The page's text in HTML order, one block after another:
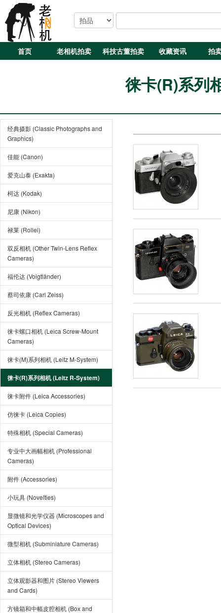
首页 老相机拍卖 科技古董拍卖 收藏资讯 拍
徕卡(R)系列
经典摄影 (Classic Photographs and
Graphics)
佳能 (Canon)
爱克山泰 (Exakta)
柯达 (Kodak)
尼康 (Nikon)
禄莱 (Rollei)
双反相机 (Other Twin-Lens Reflex
Cameras)
福伦达 (Voigtländer)
蔡司依康 (Carl Zeiss)
反光相机 (Reflex Cameras)
徕卡螺口相机 (Leica Screw-Mount
Cameras)
徕卡(M)系列相机 (Leitz M-System)
徕卡(R)系列相机 (Leitz R-System)
徕卡附件 (Leica Accessories)
仿徕卡 (Leica Copies)
特殊相机 (Special Cameras)
专业中大画幅相机 (Professional
Cameras)
附件 (Accessories)
小玩具 (Novelties)
显微镜和光学仪器 (Microscopes and
Optical Devices)
微型相机 (Subminiature Cameras)
立体相机 (Stereo Cameras)
立体观影器和图片 (Stereo Viewers
and Cards)
方镜箱和中幅皮腔相机 (Box and